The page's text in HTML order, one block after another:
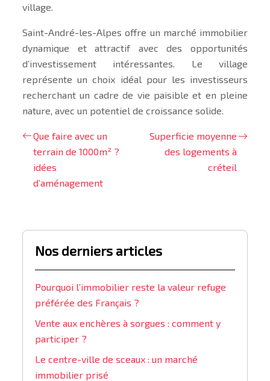
village.
Saint-André-les-Alpes offre un marché immobilier
dynamique et attractif avec des opportunités
d’investissement intéressantes. Le village
représente un choix idéal pour les investisseurs
recherchant un cadre de vie paisible et en pleine
nature, avec un potentiel de croissance solide.
Que faire avec un
terrain de 1000m² ?
idées
d’aménagement
Superficie moyenne
des logements à
créteil
Nos derniers articles
Pourquoi l’immobilier reste la valeur refuge
préférée des Français ?
Vente aux enchères à sorgues : comment y
participer ?
Le centre-ville de sceaux : un marché
immobilier prisé